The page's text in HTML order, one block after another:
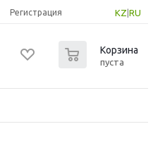
KZ RU
Регистрация
Корзина
пуста